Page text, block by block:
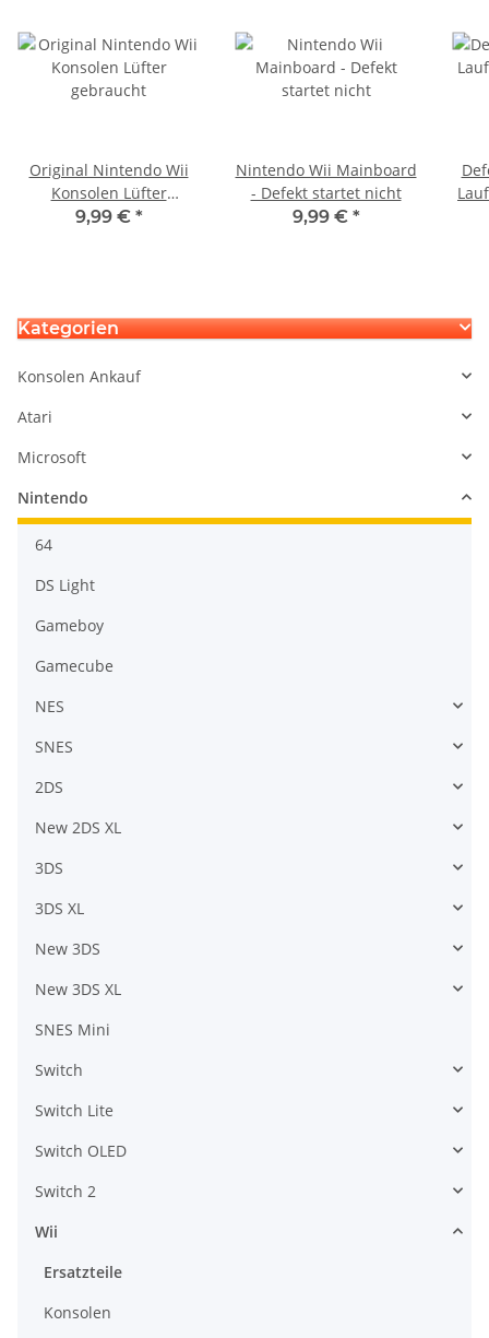
Original Nintendo Wii
Konsolen Lüfter
gebraucht
9,99 € *
Nintendo Wii Mainboard
- Defekt startet nicht
9,99 € *
Kategorien
Konsolen Ankauf
Atari
Microsoft
Nintendo
64
DS Light
Gameboy
Gamecube
NES
SNES
2DS
New 2DS XL
3DS
3DS XL
New 3DS
New 3DS XL
SNES Mini
Switch
Switch Lite
Switch OLED
Switch 2
Wii
Ersatzteile
Konsolen